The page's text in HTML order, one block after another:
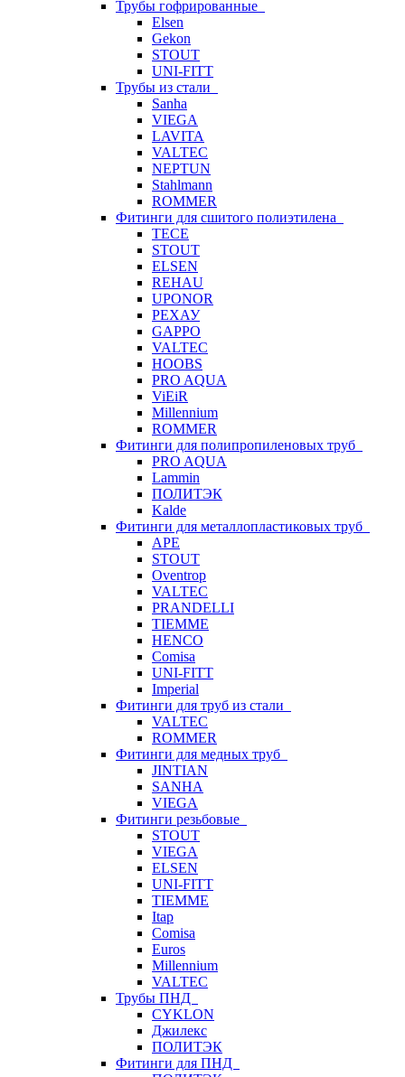
Трубы гофрированные
Elsen
Gekon
STOUT
UNI-FITT
Трубы из стали
Sanha
VIEGA
LAVITA
VALTEC
NEPTUN
Stahlmann
ROMMER
Фитинги для сшитого полиэтилена
TECE
STOUT
ELSEN
REHAU
UPONOR
РЕХАУ
GAPPO
VALTEC
HOOBS
PRO AQUA
ViEiR
Millennium
ROMMER
Фитинги для полипропиленовых труб
PRO AQUA
Lammin
ПОЛИТЭК
Kalde
Фитинги для металлопластиковых труб
APE
STOUT
Oventrop
VALTEC
PRANDELLI
TIEMME
HENCO
Comisa
UNI-FITT
Imperial
Фитинги для труб из стали
VALTEC
ROMMER
Фитинги для медных труб
JINTIAN
SANHA
VIEGA
Фитинги резьбовые
STOUT
VIEGA
ELSEN
UNI-FITT
TIEMME
Itap
Comisa
Euros
Millennium
VALTEC
Трубы ПНД
CYKLON
Джилекс
ПОЛИТЭК
Фитинги для ПНД